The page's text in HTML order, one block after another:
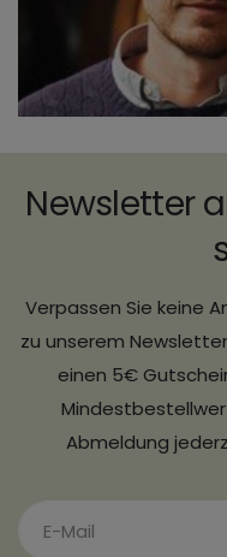
Newsletter
Verpassen Sie keine
zu unserem
einen 5€
Abmeldung